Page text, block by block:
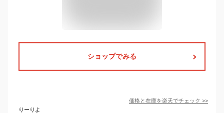
ショップでみる
価格と在庫を楽天でチェック >>
りーりよ